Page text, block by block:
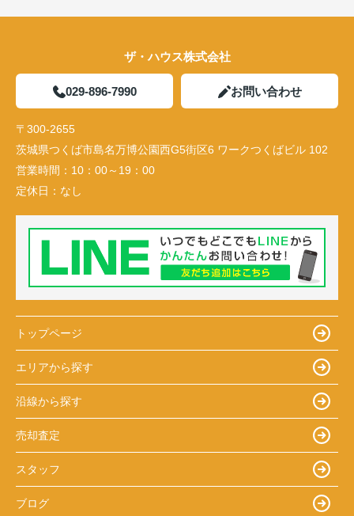
ザ・ハウス株式会社
029-896-7990 お問い合わせ
〒300-2655
茨城県つくば市島名万博公園西G5街区6 ワークつくばビル 102
営業時間： 10：00～19：00
定休日： なし
トップページ
エリアから探す
沿線から探す
売却査定
スタッフ
ブログ